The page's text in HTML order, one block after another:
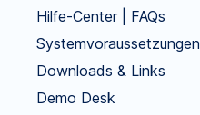
Hilfe-Center | FAQs
Systemvoraussetzungen
Downloads & Links
Demo Desk